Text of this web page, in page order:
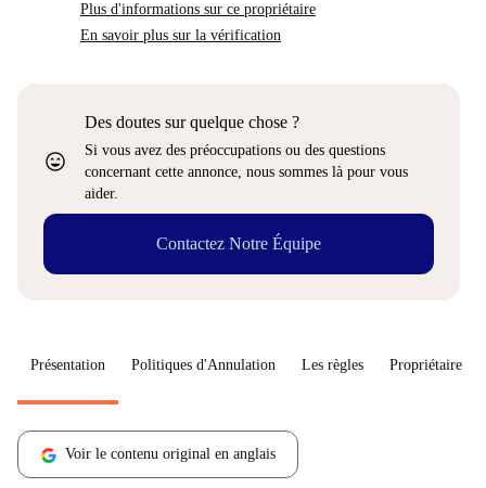
Plus d'informations sur ce propriétaire
En savoir plus sur la vérification
sentiment_very_satisfied
Des doutes sur quelque chose ?
Si vous avez des préoccupations ou des questions
concernant cette annonce, nous sommes là pour vous
aider.
Contactez Notre Équipe
Présentation Politiques d'Annulation Les règles Propriétaire
Voir le contenu original en anglais